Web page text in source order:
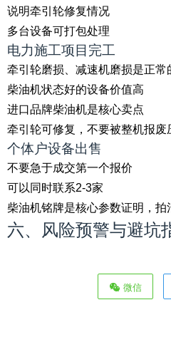
说明牵引轮修复情况
多台设备可打包处理
电力施工项目完工
牵引轮磨损、减速机磨损是正常
柴油机状态好的设备价值高
进口品牌柴油机是核心卖点
牵引轮可修复，不要被整机报废
个体户设备出售
不要急于成交第一个报价
可以同时联系2-3家
柴油机铭牌是核心参数证明，拍
六、风险预警与避坑
微信